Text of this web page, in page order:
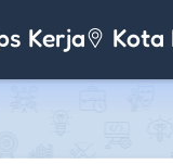
Kerja Kota